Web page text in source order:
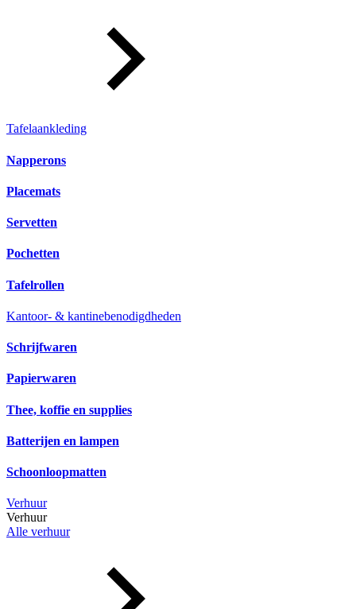
Tafelaankleding
Napperons
Placemats
Servetten
Pochetten
Tafelrollen
Kantoor- & kantinebenodigdheden
Schrijfwaren
Papierwaren
Thee, koffie en supplies
Batterijen en lampen
Schoonloopmatten
Verhuur
Verhuur
Alle verhuur